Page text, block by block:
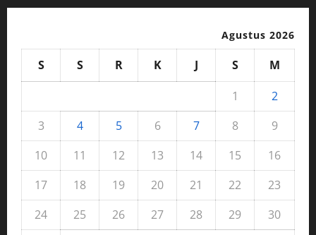
Agustus 2026
S S R K J S
M
1
2
3
4 5 6 7 8
9
10
11 12 13 14 15
16
17
18 19 20 21 22
23
24
25 26 27 28 29
30